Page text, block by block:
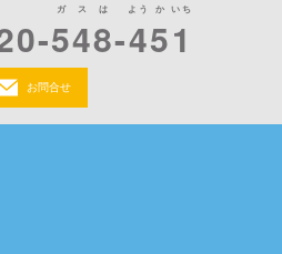
548
ガスは
-4
よう
5
か
1
いち
お問合せ